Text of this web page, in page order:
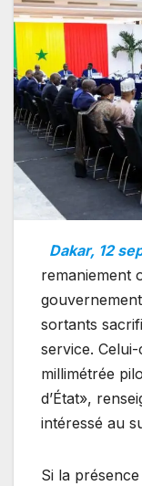
Dakar, 12
remaniement
sortants
service.
millimétrée
d’État»,
intéressé au
Si la